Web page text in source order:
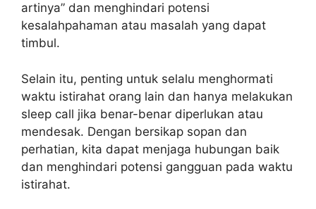
artinya” dan menghindari potensi
kesalahpahaman atau masalah yang dapat
timbul.
Selain itu, penting untuk selalu menghormati
waktu istirahat orang lain dan hanya melakukan
sleep call jika benar-benar diperlukan atau
mendesak. Dengan bersikap sopan dan
perhatian, kita dapat menjaga hubungan baik
dan menghindari potensi gangguan pada waktu
istirahat.